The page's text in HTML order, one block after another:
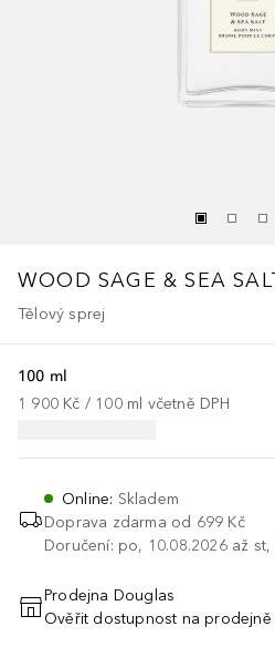
WOOD SAGE & SEA
Tělový sprej
100 ml
1 900 Kč / 100 ml včetně DPH
Online: Skladem
Doprava zdarma od 699 Kč
Doručení: po, 10.08.2026 až st,
PŘIDAT DO
Prodejna Douglas
Ověřit dostupnost na prodejně